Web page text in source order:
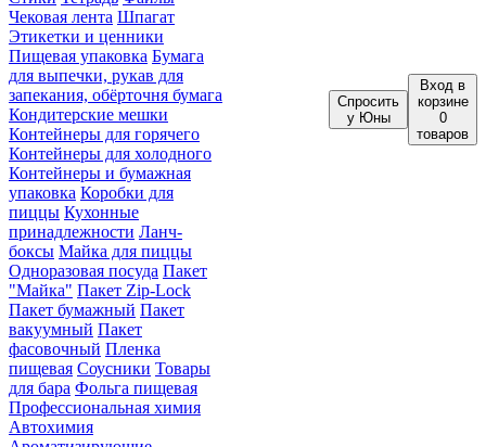
Чековая лента Шпагат
Этикетки и ценники
Пищевая упаковка Бумага
для выпечки, рукав для
запекания, обёрточня бумага
Кондитерские мешки
Контейнеры для горячего
Контейнеры для холодного
Контейнеры и бумажная
упаковка Коробки для
пиццы Кухонные
принадлежности Ланч-
боксы Майка для пиццы
Одноразовая посуда Пакет
"Майка" Пакет Zip-Lock
Пакет бумажный Пакет
вакуумный Пакет
фасовочный Пленка
пищевая Соусники Товары
для бара Фольга пищевая
Профессиональная химия
Автохимия
Спросить
у Юны
Вход в
корзине
0
товаров